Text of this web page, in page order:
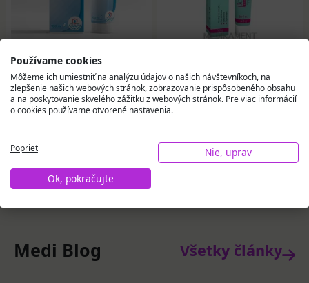
LIVSANE Zinkový krém
100 ml
Na sklade
Do košíka
betaglukánom 50 g
Na sklade
Medi Blog Všetky články
Používame cookies
Môžeme ich umiestniť na analýzu údajov o našich návštevníkoch, na
zlepšenie našich webových stránok, zobrazovanie prispôsobeného obsahu
a na poskytovanie skvelého zážitku z webových stránok. Pre viac informácií
o cookies používame otvorené nastavenia.
Poprieť
Nie, uprav
Ok, pokračujte